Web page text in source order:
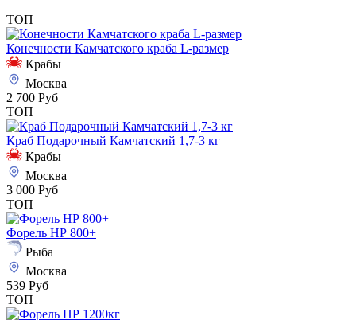
ТОП
Конечности Камчатского краба L-размер
Крабы
Москва
2 700 Руб
ТОП
Краб Подарочный Камчатский 1,7-3 кг
Крабы
Москва
3 000 Руб
ТОП
Форель НР 800+
Рыба
Москва
539 Руб
ТОП